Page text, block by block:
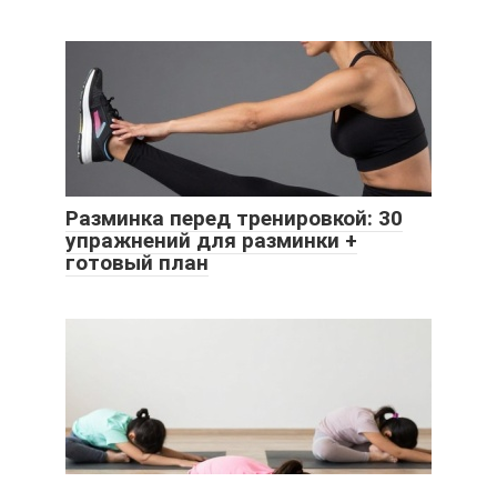
Разминка перед тренировкой: 30
упражнений для разминки +
готовый план